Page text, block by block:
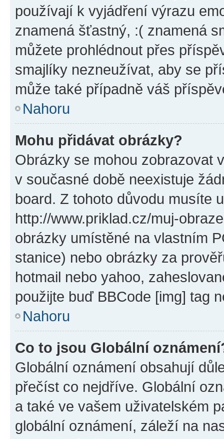
používají k vyjádření výrazu
znamená šťastný, :( znamená
můžete prohlédnout přes
smajlíky nezneužívat, aby se
může také případně váš
Nahoru
Mohu přidávat obrázky?
Obrázky se mohou zobrazovat
v současné době neexistuje
board. Z tohoto důvodu musíte
http://www.priklad.cz/muj-
obrázky umístěné na vlastním
stanice) nebo obrázky za
hotmail nebo yahoo,
použijte buď BBCode [img] tag
Nahoru
Co to jsou Globální
Globální oznámení obsahují
přečíst co nejdříve. Globální
a také ve vašem uživatelském
globální oznámení, záleží na